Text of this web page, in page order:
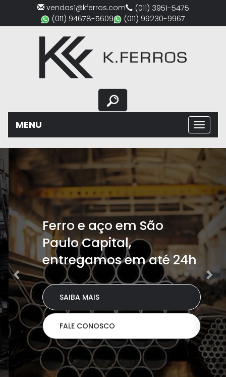
vendas1@kferros.com
(011) 3951-5475
(011) 94678-5609
(011) 99230-9967
MENU
Ferro e aço em São
Paulo Capital,
entregamos em até 24h
SAIBA MAIS
FALE CONOSCO
Previous